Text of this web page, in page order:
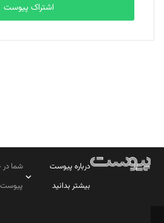
بابک نقاش
تحریریه
اشتراک پیوست
درباره پیوست
بیشتر بدانید
شما در